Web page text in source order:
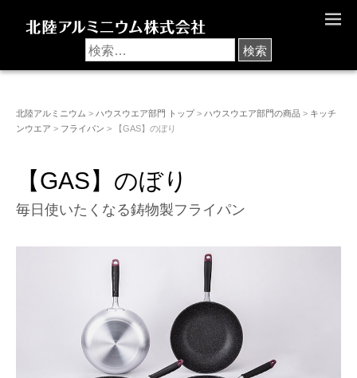
U
北陸アルミニウム > ハウスウエア部門 トップ > ハウスウエア部門の商品 > キッチ
ンウエア > フライパン > 【GAS】のぼり
【GAS】のぼり
毎日使いたくなる鋳物製フライパン